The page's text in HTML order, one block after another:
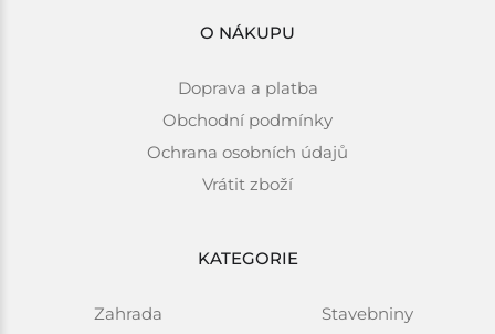
O NÁKUPU
Doprava a platba
Obchodní podmínky
Ochrana osobních údajů
Vrátit zboží
KATEGORIE
Zahrada Stavebniny